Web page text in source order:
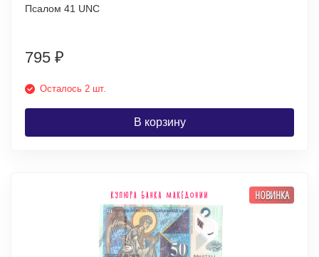
Псалом 41 UNC
795 ₽
Осталось 2 шт.
В корзину
НОВИНКА